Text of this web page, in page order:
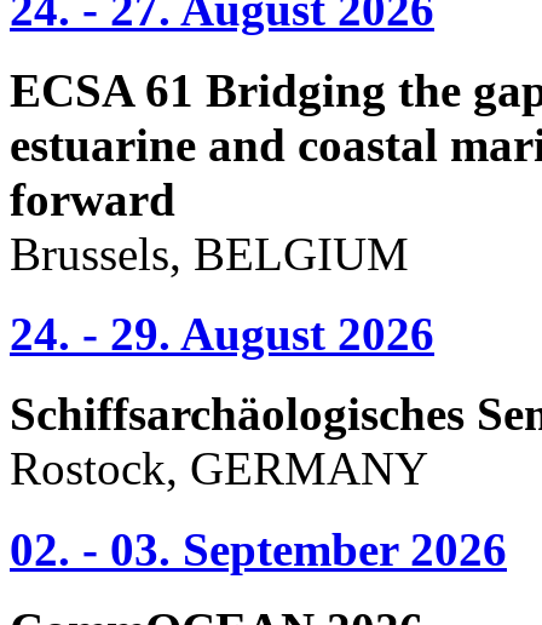
ECSA 61 Bridging the
estuarine and coastal
forward
Brussels, BELGIUM
24. - 29. August 2026
Schiffsarchäologisches
Rostock, GERMANY
02. - 03. September 2026